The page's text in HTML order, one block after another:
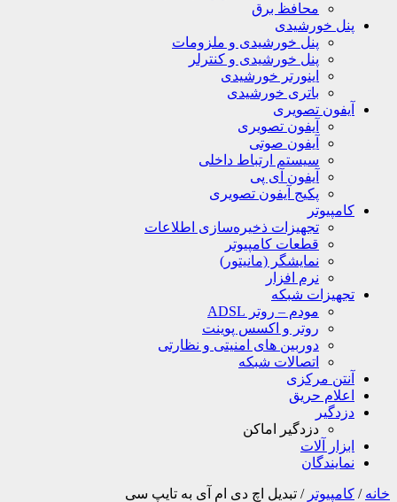
محافظ برق
پنل خورشیدی
پنل خورشیدی و ملزومات
پنل خورشیدی و کنترلر
اینورتر خورشیدی
باتری خورشیدی
آیفون تصویری
آیفون تصویری
آیفون صوتی
سیستم ارتباط داخلی
آیفون آی پی
پکیج آیفون تصویری
کامپیوتر
تجهیزات ذخیره‌سازی اطلاعات
قطعات کامپیوتر
نمایشگر (مانیتور)
نرم افزار
تجهیزات شبکه
مودم – روتر ADSL
روتر و اکسس پوینت
دوربین های امنیتی و نظارتی
اتصالات شبکه
آنتن مرکزی
اعلام حریق
دزدگیر
دزدگیر اماکن
ابزار آلات
نمایندگان
خانه / کامپیوتر / تبدیل اچ دی ام آی به تایپ سی